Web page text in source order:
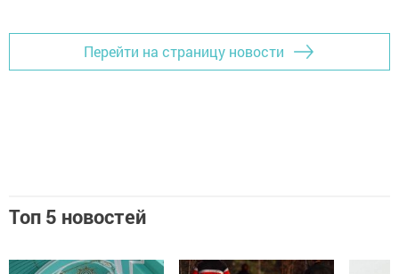
Перейти на страницу новости
Топ 5 новостей